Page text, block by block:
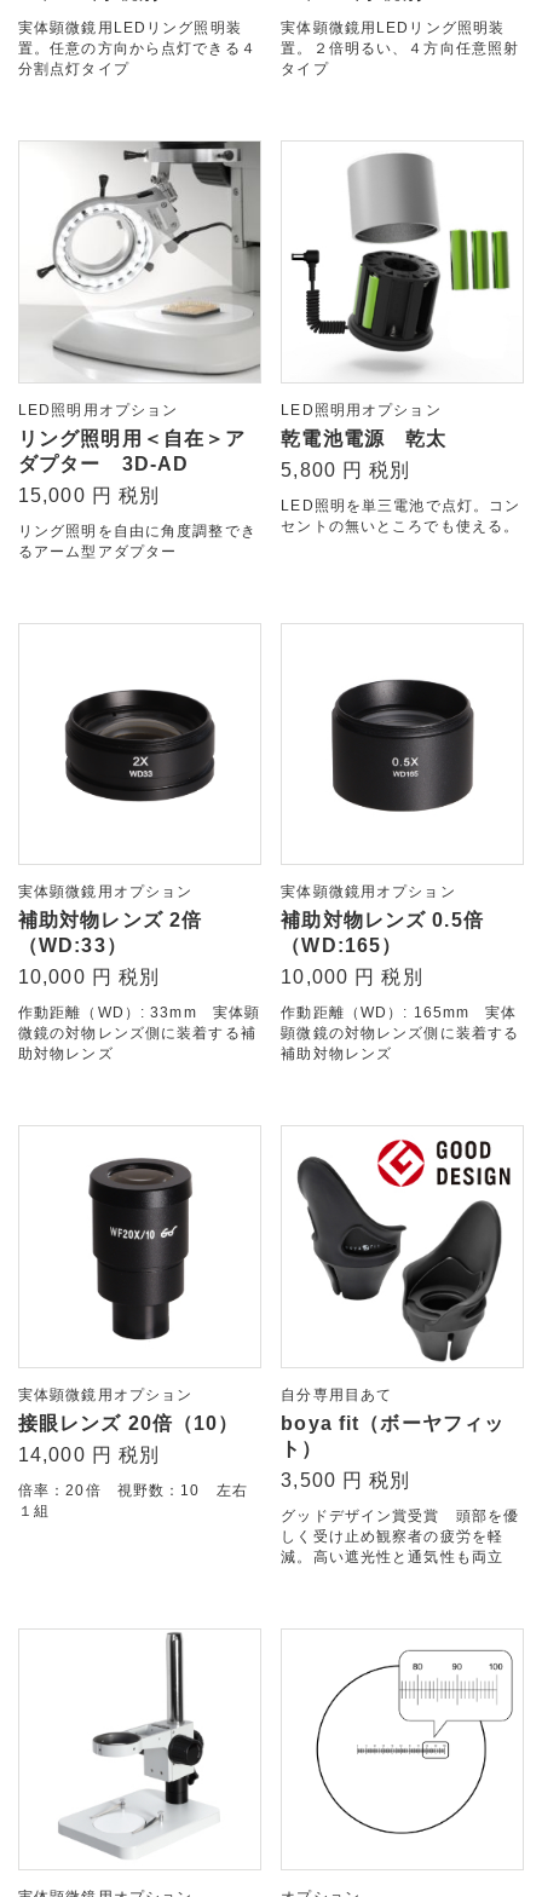
実体顕微鏡用LEDリング照明装
置。任意の方向から点灯できる４
分割点灯タイプ
実体顕微鏡用LEDリング照明装
置。２倍明るい、４方向任意照射
タイプ
LED照明用オプション
リング照明用＜自在＞ア
ダプター 3D-AD
15,000 円 税別
リング照明を自由に角度調整でき
るアーム型アダプター
LED照明用オプション
乾電池電源 乾太
5,800 円 税別
LED照明を単三電池で点灯。コン
セントの無いところでも使える。
実体顕微鏡用オプション
補助対物レンズ 2倍
（WD:33）
10,000 円 税別
作動距離（WD）: 33mm 実体顕
微鏡の対物レンズ側に装着する補
助対物レンズ
実体顕微鏡用オプション
補助対物レンズ 0.5倍
（WD:165）
10,000 円 税別
作動距離（WD）: 165mm 実体
顕微鏡の対物レンズ側に装着する
補助対物レンズ
実体顕微鏡用オプション
接眼レンズ 20倍（10）
14,000 円 税別
倍率：20倍 視野数：10 左右
１組
自分専用目あて
boya fit（ボーヤフィッ
ト）
3,500 円 税別
グッドデザイン賞受賞 頭部を優
しく受け止め観察者の疲労を軽
減。高い遮光性と通気性も両立